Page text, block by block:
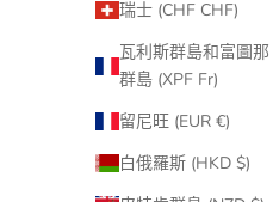
瑞士 (CHF CHF)
瓦利斯群島和富圖那
群島 (XPF Fr)
留尼旺 (EUR €)
白俄羅斯 (HKD $)